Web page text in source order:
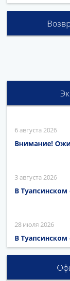
6 августа 2026
Внимание!
3 августа 2026
В
28 июля 2026
В